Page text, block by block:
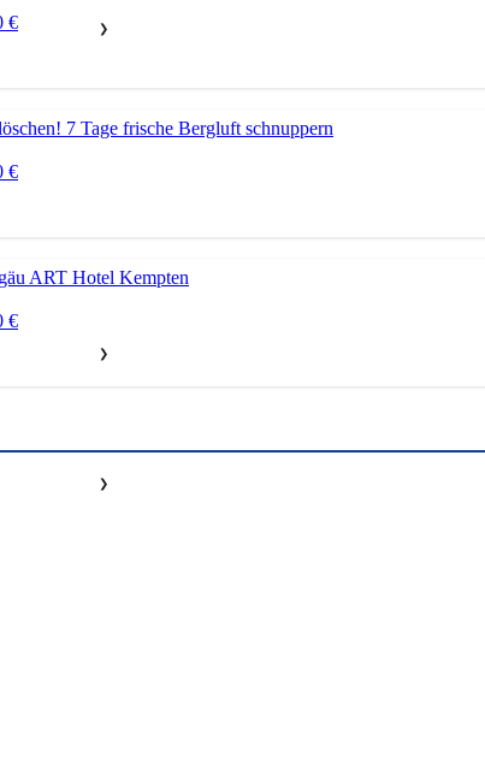
€
7 Tage frische Bergluft schnuppern
€
ART Hotel Kempten
€
❯
❯
❯